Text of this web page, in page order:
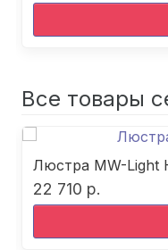
Все товары
Люстра MW-Light
22 710 р.